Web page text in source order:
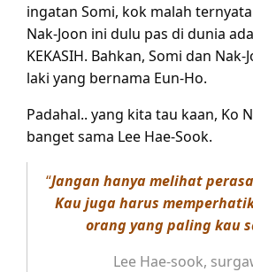
ingatan Somi, kok malah
Nak-Joon ini dulu pas di dunia
KEKASIH. Bahkan, Somi dan
laki yang bernama Eun-Ho.
Padahal.. yang kita tau kaan, Ko
banget sama Lee Hae-Sook.
“Jangan hanya melihat
Kau juga harus
orang yang paling kau
Lee Hae-sook,